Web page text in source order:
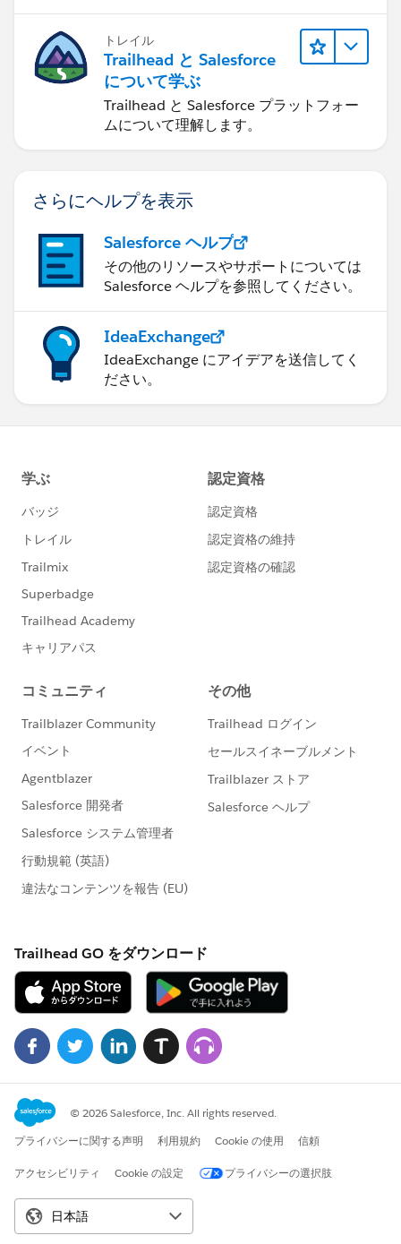
トレイル
Trailhead と Salesforce
について学ぶ
Trailhead と Salesforce プラットフォー
ムについて理解します。
さらにヘルプを表示
Salesforce ヘルプ
その他のリソースやサポートについては
Salesforce ヘルプを参照してください。
IdeaExchange
IdeaExchange にアイデアを送信してく
ださい。